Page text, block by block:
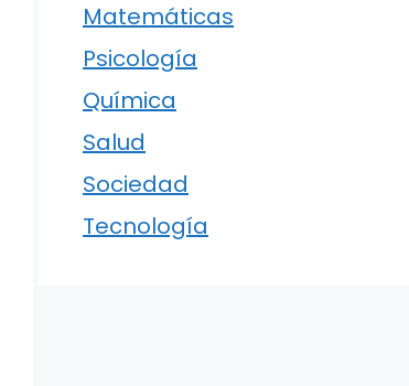
Matemáticas
Psicología
Química
Salud
Sociedad
Tecnología